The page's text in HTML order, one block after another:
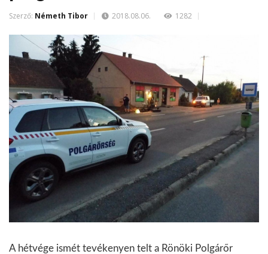
Szerző: Németh Tibor 2018.08.06. 1282
A hétvége ismét tevékenyen telt a Rönöki Polgárőr